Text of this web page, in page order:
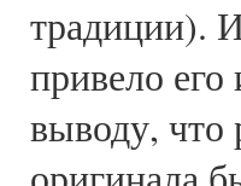
традиции).
привело
выводу, что